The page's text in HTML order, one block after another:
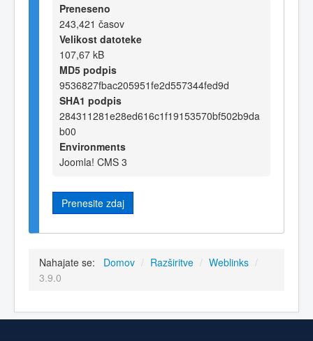
Preneseno
243,421 časov
Velikost datoteke
107,67 kB
MD5 podpis
9536827fbac205951fe2d557344fed9d
SHA1 podpis
284311281e28ed616c1f19153570bf502b9da
b00
Environments
Joomla! CMS 3
Prenesite zdaj
Nahajate se: Domov / Razširitve / Weblinks /
3.9.0